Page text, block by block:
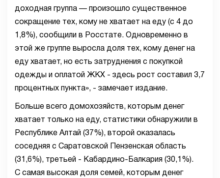
доходная группа — произошло существенное
сокращение тех, кому не хватает на еду (с 4 до
1,8%), сообщили в Росстате. Одновременно в
этой же группе выросла доля тех, кому денег на
еду хватает, но есть затруднения с покупкой
одежды и оплатой ЖКХ - здесь рост составил 3,7
процентных пункта», - замечает издание.
Больше всего домохозяйств, которым денег
хватает только на еду, статистики обнаружили в
Республике Алтай (37%), второй оказалась
соседняя с Саратовской Пензенская область
(31,6%), третьей - Кабардино-Балкария (30,1%).
С самая высокая доля семей, которым денег